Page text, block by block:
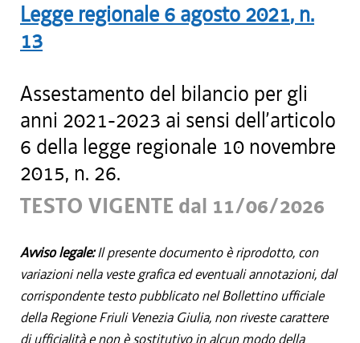
Legge regionale 6 agosto 2021, n.
13
Assestamento del bilancio per gli
anni 2021-2023 ai sensi dell’articolo
6 della legge regionale 10 novembre
2015, n. 26.
TESTO VIGENTE dal 11/06/2026
Avviso legale:Il presente documento è riprodotto, con
variazioni nella veste grafica ed eventuali annotazioni, dal
corrispondente testo pubblicato nel Bollettino ufficiale
della Regione Friuli Venezia Giulia, non riveste carattere
di ufficialità e non è sostitutivo in alcun modo della